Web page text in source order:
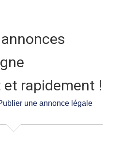
rapidement !
une annonce légale